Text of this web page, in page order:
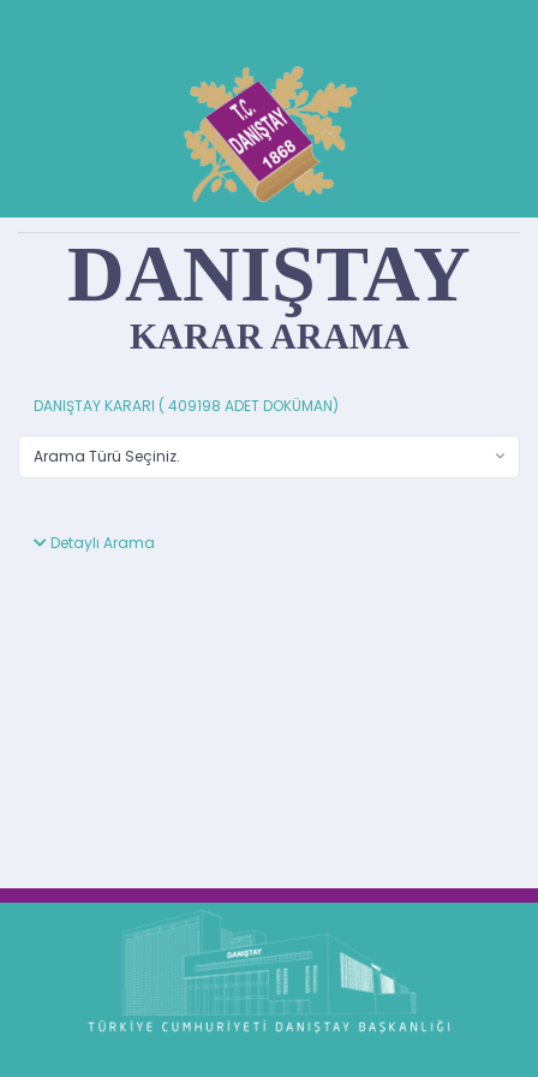
DANIŞTAY
KARAR ARAMA
DANIŞTAY KARARI ( 409198 ADET DOKÜMAN)
Arama Türü Seçiniz.
Detaylı Arama